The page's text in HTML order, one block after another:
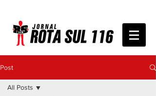
Post
All Posts